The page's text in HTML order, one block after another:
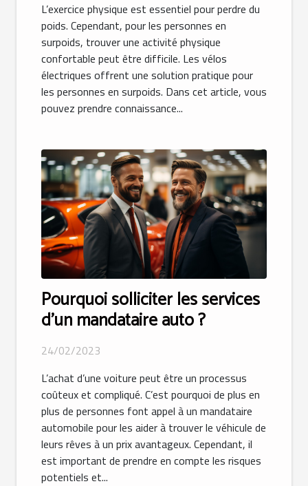
L’exercice physique est essentiel pour perdre du
poids. Cependant, pour les personnes en
surpoids, trouver une activité physique
confortable peut être difficile. Les vélos
électriques offrent une solution pratique pour
les personnes en surpoids. Dans cet article, vous
pouvez prendre connaissance...
Pourquoi solliciter les services
d’un mandataire auto ?
24/02/2023
L’achat d’une voiture peut être un processus
coûteux et compliqué. C’est pourquoi de plus en
plus de personnes font appel à un mandataire
automobile pour les aider à trouver le véhicule de
leurs rêves à un prix avantageux. Cependant, il
est important de prendre en compte les risques
potentiels et...